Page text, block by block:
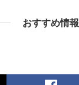
おすすめ情報